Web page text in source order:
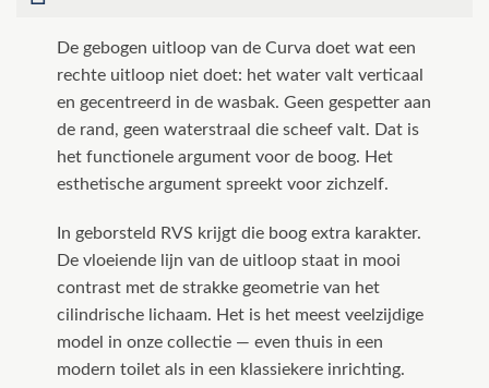
De gebogen uitloop van de Curva doet wat een
rechte uitloop niet doet: het water valt verticaal
en gecentreerd in de wasbak. Geen gespetter aan
de rand, geen waterstraal die scheef valt. Dat is
het functionele argument voor de boog. Het
esthetische argument spreekt voor zichzelf.
In geborsteld RVS krijgt die boog extra karakter.
De vloeiende lijn van de uitloop staat in mooi
contrast met de strakke geometrie van het
cilindrische lichaam. Het is het meest veelzijdige
model in onze collectie — even thuis in een
modern toilet als in een klassiekere inrichting.